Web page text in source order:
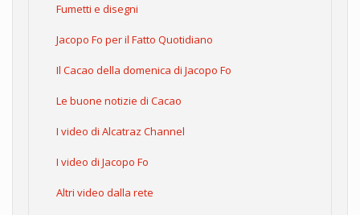
Fumetti e disegni
Jacopo Fo per il Fatto Quotidiano
Il Cacao della domenica di Jacopo Fo
Le buone notizie di Cacao
I video di Alcatraz Channel
I video di Jacopo Fo
Altri video dalla rete